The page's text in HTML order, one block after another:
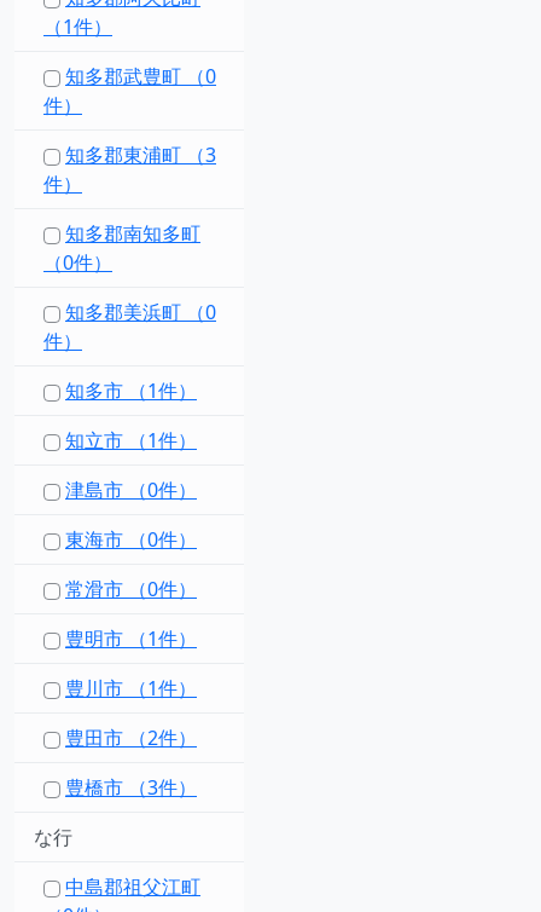
（1件）
知多郡武豊町 （0
件）
知多郡東浦町 （3
件）
知多郡南知多町
（0件）
知多郡美浜町 （0
件）
知多市 （1件）
知立市 （1件）
津島市 （0件）
東海市 （0件）
常滑市 （0件）
豊明市 （1件）
豊川市 （1件）
豊田市 （2件）
豊橋市 （3件）
な行
中島郡祖父江町